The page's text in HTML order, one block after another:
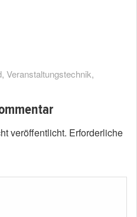
, Veranstaltungstechnik,
veröffentlicht. Erforderliche